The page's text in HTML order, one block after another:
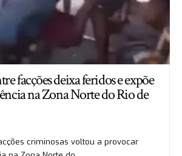
facções deixa feridos e expõe
na Zona Norte do Rio de
criminosas voltou a provocar